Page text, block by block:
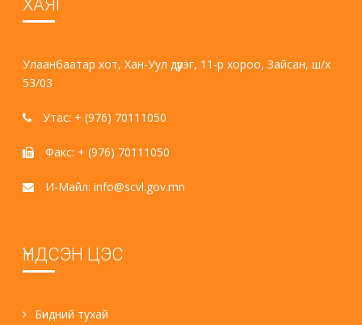
ХАЯГ
Улаанбаатар хот, Хан-Уул дүүрэг, 11-р хороо, Зайсан, ш/х
53/03
Утас: + (976) 70111050
Факс: + (976) 70111050
И-Майл: info@scvl.gov.mn
ҮНДСЭН ЦЭС
Бидний тухай